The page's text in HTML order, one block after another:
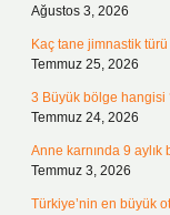
Ağustos 3, 2026
Kaç tane jimnastik türü
Temmuz 25, 2026
3 Büyük bölge hangisi
Temmuz 24, 2026
Anne karnında 9
Temmuz 3, 2026
Türkiye’nin en büyük